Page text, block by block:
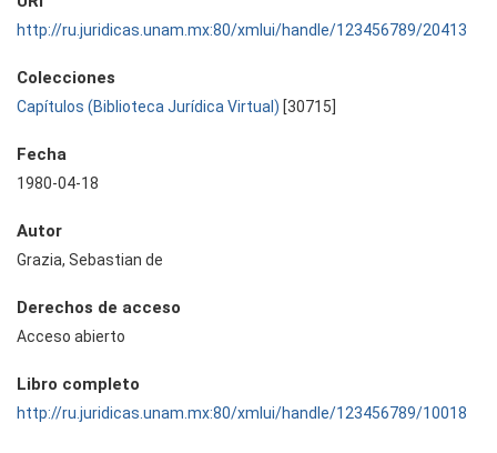
http://ru.juridicas.unam.mx:80/xmlui/handle/123456789/20413
Colecciones
Capítulos (Biblioteca Jurídica Virtual) [30715]
Fecha
1980-04-18
Autor
Grazia, Sebastian de
Derechos de acceso
Acceso abierto
Libro completo
http://ru.juridicas.unam.mx:80/xmlui/handle/123456789/10018